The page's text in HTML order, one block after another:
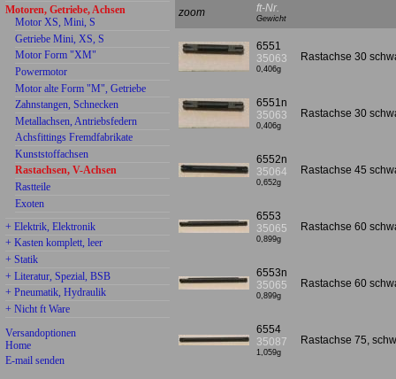
Motoren, Getriebe, Achsen
Motor XS, Mini, S
Getriebe Mini, XS, S
Motor Form "XM"
Powermotor
Motor alte Form "M", Getriebe
Zahnstangen, Schnecken
Metallachsen, Antriebsfedern
Achsfittings Fremdfabrikate
Kunststoffachsen
Rastachsen, V-Achsen
Rastteile
Exoten
+ Elektrik, Elektronik
+ Kasten komplett, leer
+ Statik
+ Literatur, Spezial, BSB
+ Pneumatik, Hydraulik
+ Nicht ft Ware
Versandoptionen
Home
E-mail senden
zoom ft-Nr.
Gewicht
6551
35063
0,406g
Rastachse 30
6551n
35063
0,406g
Rastachse 30
6552n
35064
0,652g
Rastachse 45
6553
35065
0,899g
Rastachse 60
6553n
35065
0,899g
Rastachse 60
6554
35087
1,059g
Rastachse 75,